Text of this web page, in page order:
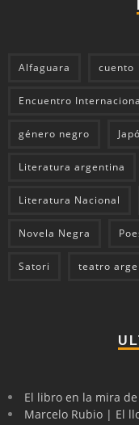
Alfaguara cuento
Encuentro
género negro
Literatura argentina
Literatura Nacional
Novela Negra
Satori teatro
El libro en la mira
Marcelo Rubio | El